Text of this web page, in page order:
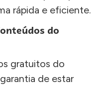
rápida e eficiente.
do
gratuitos do
de estar